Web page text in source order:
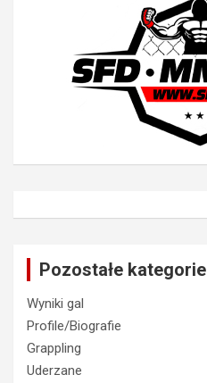
Pozostałe kategorie
Wyniki gal
Profile/Biografie
Grappling
Uderzane